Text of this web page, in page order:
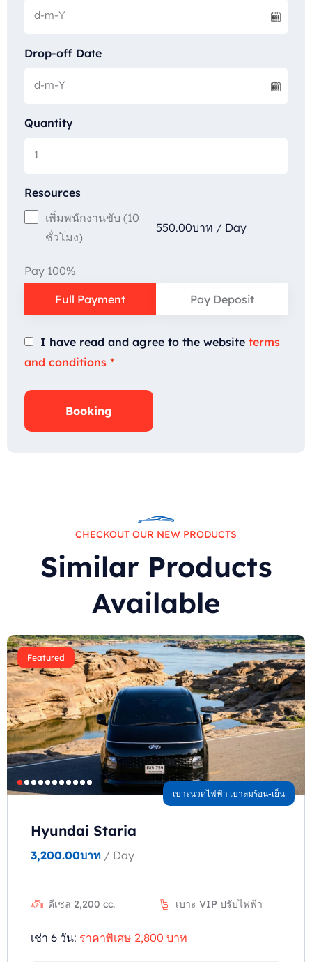
Drop-off Date
Quantity
Resources
เพิ่มพนักงานขับ (10
ชั่วโมง)
550.00บาท / Day
Pay 100%
Full Payment Pay Deposit
I have read and agree to the website terms
and conditions *
Booking
CHECKOUT OUR NEW PRODUCTS
Similar Products
Available
Featured
เบาะนวดไฟฟ้า เบาลมร้อน-เย็น
Hyundai Staria
3,200.00บาท / Day
ดีเซล 2,200 cc. เบาะ VIP ปรับไฟฟ้า
เช่า 6 วัน: ราคาพิเศษ 2,800 บาท